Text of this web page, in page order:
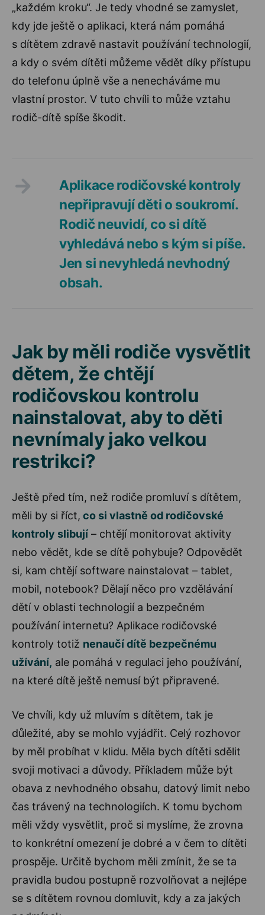
„každém kroku“. Je tedy vhodné se zamyslet,
kdy jde ještě o aplikaci, která nám pomáhá
s dítětem zdravě nastavit používání technologií,
a kdy o svém dítěti můžeme vědět díky přístupu
do telefonu úplně vše a nenecháváme mu
vlastní prostor. V tuto chvíli to může vztahu
rodič-dítě spíše škodit.
Aplikace rodičovské kontroly
nepřipravují děti o soukromí.
Rodič neuvidí, co si dítě
vyhledává nebo s kým si píše.
Jen si nevyhledá nevhodný
obsah.
Jak by měli rodiče vysvětlit
dětem, že chtějí
rodičovskou kontrolu
nainstalovat, aby to děti
nevnímaly jako velkou
restrikci?
Ještě před tím, než rodiče promluví s dítětem,
měli by si říct, co si vlastně od rodičovské
kontroly slibují – chtějí monitorovat aktivity
nebo vědět, kde se dítě pohybuje? Odpovědět
si, kam chtějí software nainstalovat – tablet,
mobil, notebook? Dělají něco pro vzdělávání
dětí v oblasti technologií a bezpečném
používání internetu? Aplikace rodičovské
kontroly totiž nenaučí dítě bezpečnému
užívání, ale pomáhá v regulaci jeho používání,
na které dítě ještě nemusí být připravené.
Ve chvíli, kdy už mluvím s dítětem, tak je
důležité, aby se mohlo vyjádřit. Celý rozhovor
by měl probíhat v klidu. Měla bych dítěti sdělit
svoji motivaci a důvody. Příkladem může být
obava z nevhodného obsahu, datový limit nebo
čas trávený na technologiích. K tomu bychom
měli vždy vysvětlit, proč si myslíme, že zrovna
to konkrétní omezení je dobré a v čem to dítěti
prospěje. Určitě bychom měli zmínit, že se ta
pravidla budou postupně rozvolňovat a nejlépe
se s dítětem rovnou domluvit, kdy a za jakých